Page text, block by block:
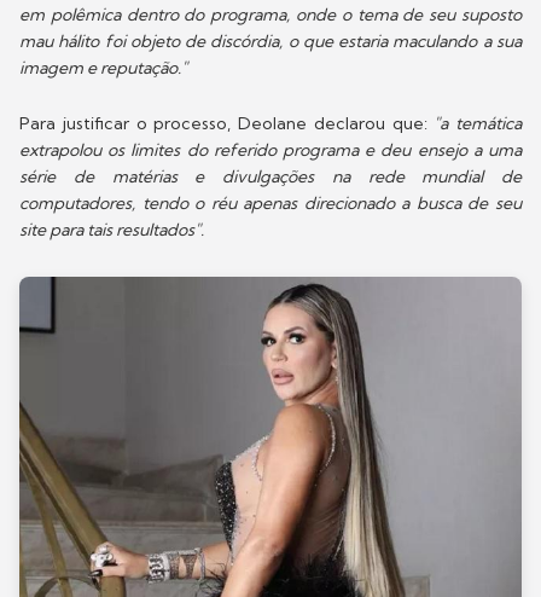
em polêmica dentro do programa, onde o tema de seu suposto
mau hálito foi objeto de discórdia, o que estaria maculando a sua
imagem e reputação."
Para justificar o processo, Deolane declarou que: "a temática
extrapolou os limites do referido programa e deu ensejo a uma
série de matérias e divulgações na rede mundial de
computadores, tendo o réu apenas direcionado a busca de seu
site para tais resultados".